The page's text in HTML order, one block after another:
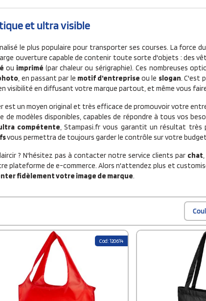
et ultra visible
le plus populaire pour transporter ses courses. La force
ouverture capable de contenir toute sorte d'objets : des
ou imprimé (par chaleur ou sérigraphie). Ces nombreuses
, en passant par le motif d'entreprise ou le slogan. C'est
visibilité en diffusant votre marque partout, et même vous
est un moyen original et très efficace de promouvoir votre
modèles disponibles, capables de répondre à tous vos
compétente, Stampasi.fr vous garantit un résultat très
vous permettra de toujours garder le contrôle sur votre
? N'hésitez pas à contacter notre service clients par chat,
plateforme de e-commerce. Alors n'attendez plus et
fidèlement votre image de marque.
Cod: 120614